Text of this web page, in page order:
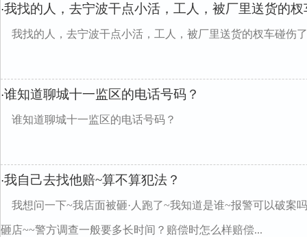
·我找的人，去宁波干点小活，工人，被厂里送货的
我找的人，去宁波干点小活，工人，被厂里送货的杈车碰伤
·谁知道聊城十一监区的电话号码？
谁知道聊城十一监区的电话号码？
·我自己去找他赔~算不算犯法？
我想问一下~我店面被砸·人跑了~我知道是谁~报警可以破案
砸店~~警方调查一般要多长时间？赔偿时怎么样赔偿...